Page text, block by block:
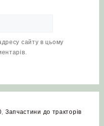
сайту в цьому
Запчастини до тракторів